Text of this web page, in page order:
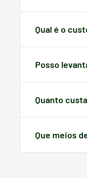
O reembolso
recebimento da
Qual é o
Dependendo de
variar. Em
Posso
Claro! Além do
selecioná-lo
Quanto
A devolução
Que meios
A Electrotodo